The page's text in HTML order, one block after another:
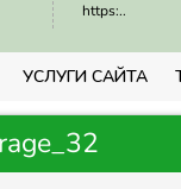
https:..
УСЛУГИ САЙТА